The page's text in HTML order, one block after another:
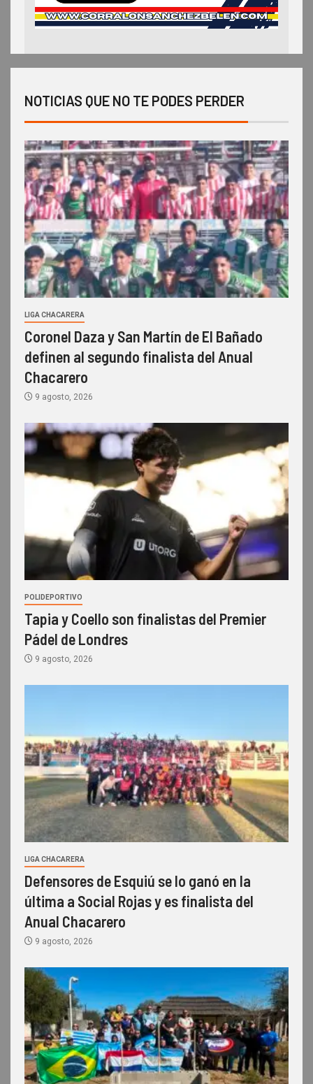
NOTICIAS QUE NO TE PODES PERDER
LIGA CHACARERA
Coronel Daza y San Martín de El Bañado
definen al segundo finalista del Anual
Chacarero
9 agosto, 2026
POLIDEPORTIVO
Tapia y Coello son finalistas del Premier
Pádel de Londres
9 agosto, 2026
LIGA CHACARERA
Defensores de Esquiú se lo ganó en la
última a Social Rojas y es finalista del
Anual Chacarero
9 agosto, 2026